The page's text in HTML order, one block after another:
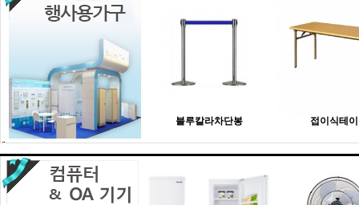
블루칼라차단봉 접이식테